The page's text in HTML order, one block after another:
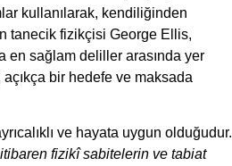
kullanılarak, kendiliğinden
tanecik fizikçisi George Ellis,
en sağlam deliller arasında yer
açıkça bir hedefe ve maksada
ve hayata uygun olduğudur.
fizikî sabitelerin ve tabiat